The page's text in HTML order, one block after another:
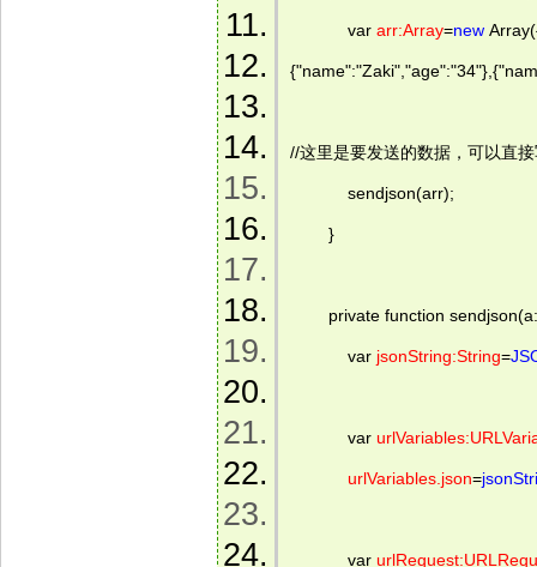
var arr:Array=new
//这里是要发送的数据，可以直
sendjson(arr);
}
private function
var jsonString:String=
var
urlVariables.json=
var